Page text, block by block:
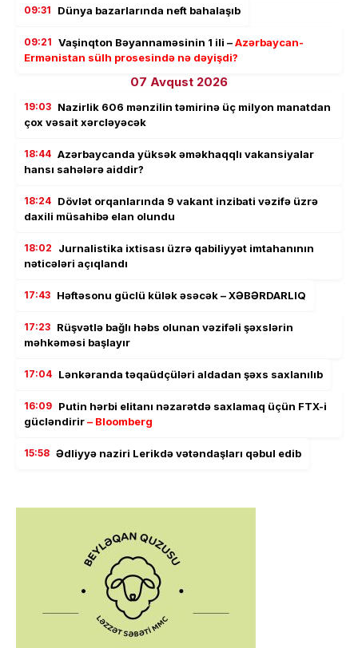
09:31 Dünya bazarlarında neft bahalaşıb
09:21 Vaşinqton Bəyannaməsinin 1 ili –Azərbaycan-
Ermənistan sülh prosesində nə dəyişdi?
07 Avqust 2026
19:03 Nazirlik 606 mənzilin təmirinə üç milyon manatdan
çox vəsait xərcləyəcək
18:44 Azərbaycanda yüksək əməkhaqqlı vakansiyalar
hansı sahələrə aiddir?
18:24 Dövlət orqanlarında 9 vakant inzibati vəzifə üzrə
daxili müsahibə elan olundu
18:02
Jurnalistika ixtisası üzrə qabiliyyət imtahanının
nəticələri açıqlandı
17:43 Həftəsonu güclü külək əsəcək – XƏBƏRDARLIQ
17:23 Rüşvətlə bağlı həbs olunan vəzifəli şəxslərin
məhkəməsi başlayır
17:04 Lənkəranda təqaüdçüləri aldadan şəxs saxlanılıb
16:09 Putin hərbi elitanı nəzarətdə saxlamaq üçün FTX-i
gücləndirir– Bloomberg
15:58 Ədliyyə naziri Lerikdə vətəndaşları qəbul edib